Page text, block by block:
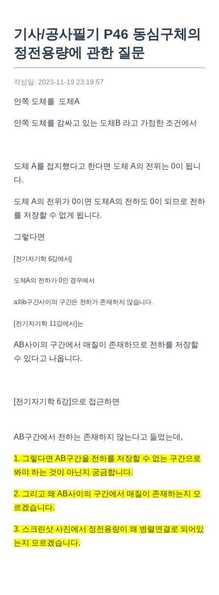
기사/공사필기 P46 동심구체의
정전용량에 관한 질문
작성일: 2023-11-19 23:19:57
안쪽 도체를 도체A
안쪽 도체를 감싸고 있는 도체B 라고 가정한 조건에서
도체 A를 접지했다고 한다면 도체 A의 전위는 0이 됩니
다.
도체 A의 전위가 0이면 도체A의 전하도 0이 되므로 전하
를 저장할 수 없게 됩니다.
그렇다면
[전기자기학 6강에서]
도체A의 전하가 0인 경우에서
a와b구간사이의 구간은 전하가 존재하지 않습니다.
[전기자기학 11강에서]는
AB사이의 구간에서 매질이 존재하므로 전하를 저장할
수 있다고 나옵니다.
[전기자기학 6강]으로 접근하면
AB구간에서 전하는 존재하지 않는다고 들었는데,
1. 그렇다면 AB구간을 전하를 저장할 수 없는 구간으로
봐야 하는 것이 아닌지 궁금합니다.
2. 그리고 왜 AB사이의 구간에서 매질이 존재하는지 모
르겠습니다.
3. 스크린샷 사진에서 정전용량이 왜 병렬연결로 되어있
는지 모르겠습니다.